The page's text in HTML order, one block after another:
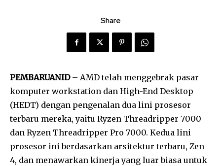
Share
PEMBARUANID– AMD telah menggebrak pasar
komputer workstation dan High-End Desktop
(HEDT) dengan pengenalan dua lini prosesor
terbaru mereka, yaitu Ryzen Threadripper 7000
dan Ryzen Threadripper Pro 7000. Kedua lini
prosesor ini berdasarkan arsitektur terbaru, Zen
4, dan menawarkan kinerja yang luar biasa untuk